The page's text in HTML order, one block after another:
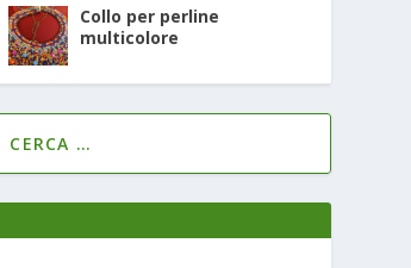
Collo per perline
multicolore